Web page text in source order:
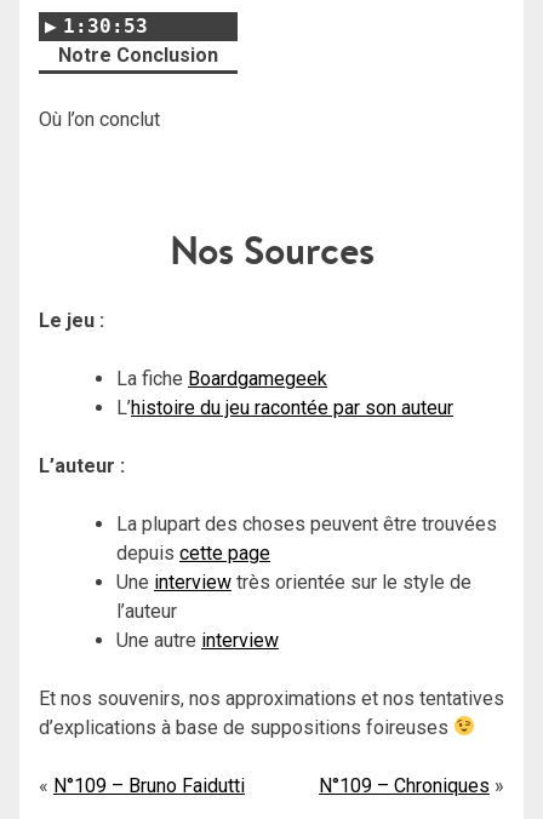
1:30:53
Notre Conclusion
Où l’on conclut
Nos Sources
Le jeu :
La fiche Boardgamegeek
L’histoire du jeu racontée par son auteur
L’auteur :
La plupart des choses peuvent être trouvées
depuis cette page
Une interview très orientée sur le style de
l’auteur
Une autre interview
Et nos souvenirs, nos approximations et nos tentatives
d’explications à base de suppositions foireuses
Navigation
N°109 – Bruno Faidutti N°109 – Chroniques